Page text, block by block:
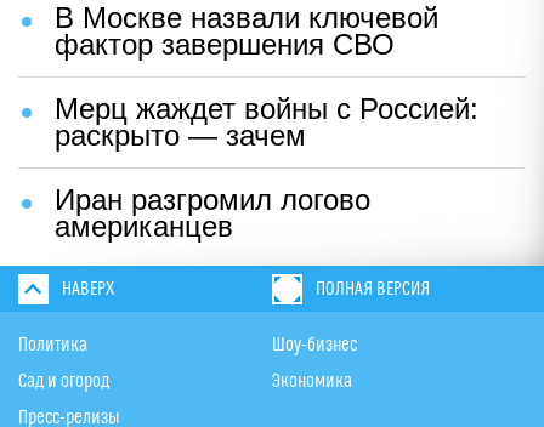
В Москве назвали ключевой
фактор завершения СВО
Мерц жаждет войны с Россией:
раскрыто — зачем
Иран разгромил логово
американцев
НАВЕРХ ПОЛНАЯ ВЕРСИЯ
Политика
Сад и огород
Пресс-релизы
Шоу-бизнес
Экономика